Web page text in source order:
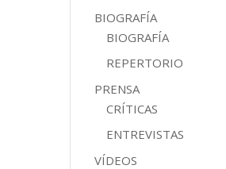
BIOGRAFÍA
BIOGRAFÍA
REPERTORIO
PRENSA
CRÍTICAS
ENTREVISTAS
VÍDEOS